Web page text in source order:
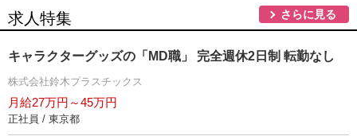
求人特集 さらに見る
キャラクターグッズの「MD職」 完全週休2日制 転勤なし
株式会社鈴木プラスチックス
月給27万円～45万円
正社員 / 東京都